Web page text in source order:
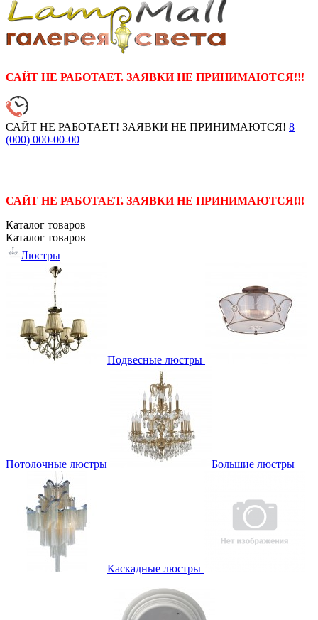
САЙТ НЕ РАБОТАЕТ. ЗАЯВКИ НЕ ПРИНИМАЮТСЯ!!!
САЙТ НЕ РАБОТАЕТ! ЗАЯВКИ НЕ ПРИНИМАЮТСЯ! 8
(000) 000-00-00
САЙТ НЕ РАБОТАЕТ. ЗАЯВКИ НЕ ПРИНИМАЮТСЯ!!!
Каталог товаров
Каталог товаров
Люстры
Подвесные люстры
Потолочные люстры Большие люстры
Каскадные люстры